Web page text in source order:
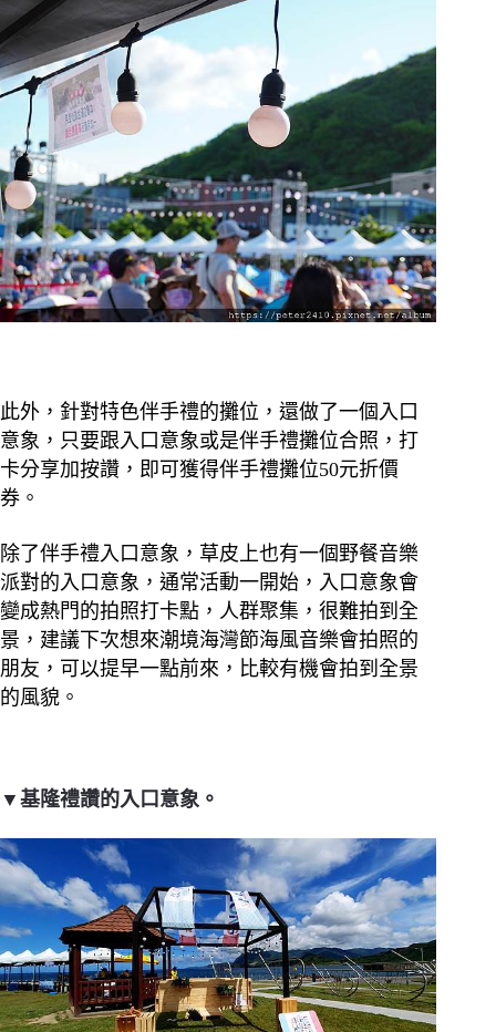
此外，針對特色伴手禮的攤位，還做了一個入口
意象，只要跟入口意象或是伴手禮攤位合照，打
卡分享加按讚，即可獲得伴手禮攤位50元折價
券。
除了伴手禮入口意象，草皮上也有一個野餐音樂
派對的入口意象，通常活動一開始，入口意象會
變成熱門的拍照打卡點，人群聚集，很難拍到全
景，建議下次想來潮境海灣節海風音樂會拍照的
朋友，可以提早一點前來，比較有機會拍到全景
的風貌。
▼基隆禮讚的入口意象。